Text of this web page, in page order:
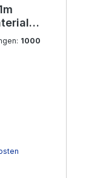
1000